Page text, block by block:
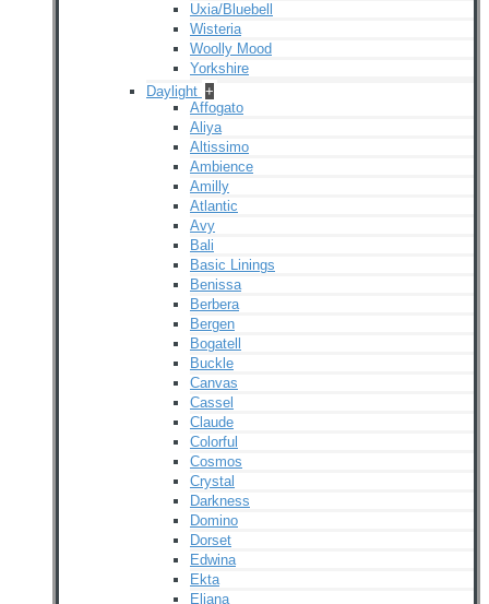
Uxia/Bluebell
Wisteria
Woolly Mood
Yorkshire
Daylight +
Affogato
Aliya
Altissimo
Ambience
Amilly
Atlantic
Avy
Bali
Basic Linings
Benissa
Berbera
Bergen
Bogatell
Buckle
Canvas
Cassel
Claude
Colorful
Cosmos
Crystal
Darkness
Domino
Dorset
Edwina
Ekta
Eliana